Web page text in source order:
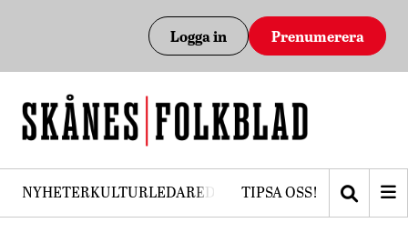
Logga in Prenumerera
NYHETERKULTURLEDAREDEBATTPRENUMERERA
TIPSA OSS!